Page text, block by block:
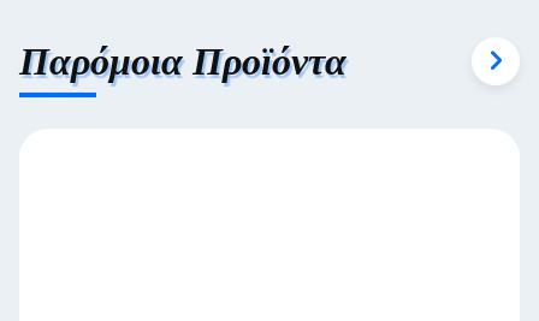
Παρόμοια Προϊόντα